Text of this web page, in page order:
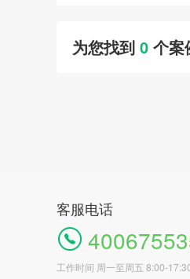
为您找到 0 个案
客服电话
工作时间 周一至周五 8:00-